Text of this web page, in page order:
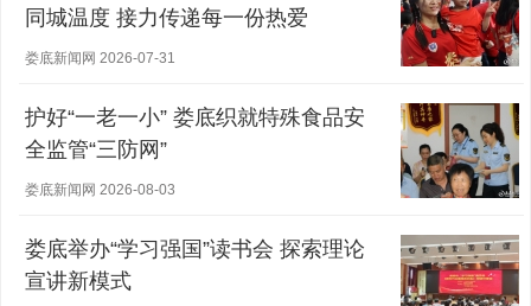
同城温度 接力传递每一份热爱
娄底新闻网 2026-07-31
护好“一老一小” 娄底织就特殊食品安
全监管“三防网”
娄底新闻网 2026-08-03
娄底举办“学习强国”读书会 探索理论
宣讲新模式